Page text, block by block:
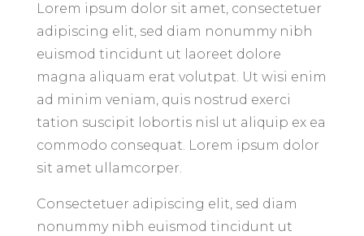
Lorem ipsum dolor sit amet, consectetuer
adipiscing elit, sed diam nonummy nibh
euismod tincidunt ut laoreet dolore
magna aliquam erat volutpat. Ut wisi enim
ad minim veniam, quis nostrud exerci
tation suscipit lobortis nisl ut aliquip ex ea
commodo consequat. Lorem ipsum dolor
sit amet ullamcorper.
Consectetuer adipiscing elit, sed diam
nonummy nibh euismod tincidunt ut